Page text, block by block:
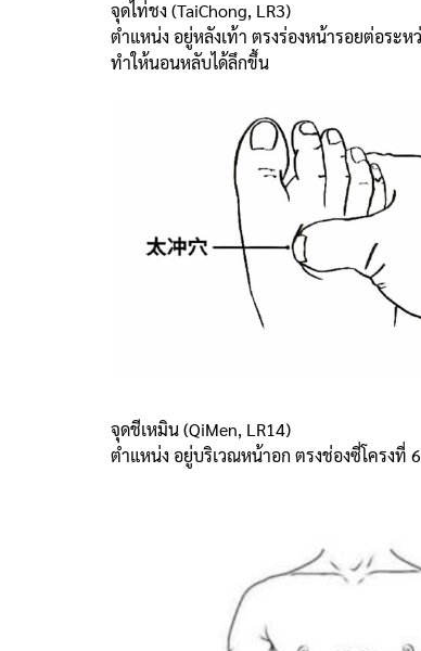
จุดไท่ชง (TaiChong, LR3)
ตำแหน่ง อยู่หลังเท้า ตรงร่องหน้ารอยต่อระ
ทำให้นอนหลับได้ลึกขึ้น
จุดชีเหมิน (QiMen, LR14)
ตำแหน่ง อยู่บริเวณหน้าอก ตรงช่องซี่โครงที่